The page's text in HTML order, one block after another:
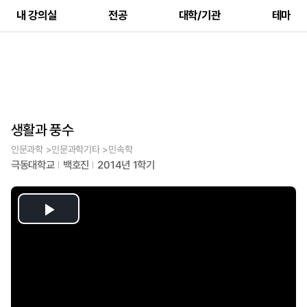
내 강의실 전공 대학/기관 테마
생활과 풍수
인문과학 >인문과학기타 >민속학
극동대학교 백호진 2014년 1학기
Play